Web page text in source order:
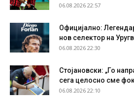
06.08.2026 22:57
Официјално:
нов селектор на
06.08.2026 22:30
Стојановски: „Го
сега целосно сме
06.08.2026 22:10